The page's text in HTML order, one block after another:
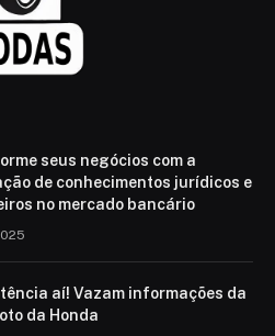
seus negócios com a
de conhecimentos jurídicos e
no mercado bancário
aí! Vazam informações da
da Honda